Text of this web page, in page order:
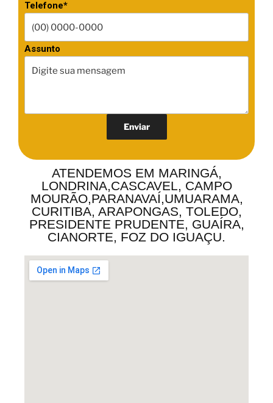
Telefone*
Assunto
ATENDEMOS EM MARINGÁ,
LONDRINA,CASCAVEL, CAMPO
MOURÃO,PARANAVAÍ,UMUARAMA,
CURITIBA, ARAPONGAS, TOLEDO,
PRESIDENTE PRUDENTE, GUAÍRA,
CIANORTE, FOZ DO IGUAÇU.